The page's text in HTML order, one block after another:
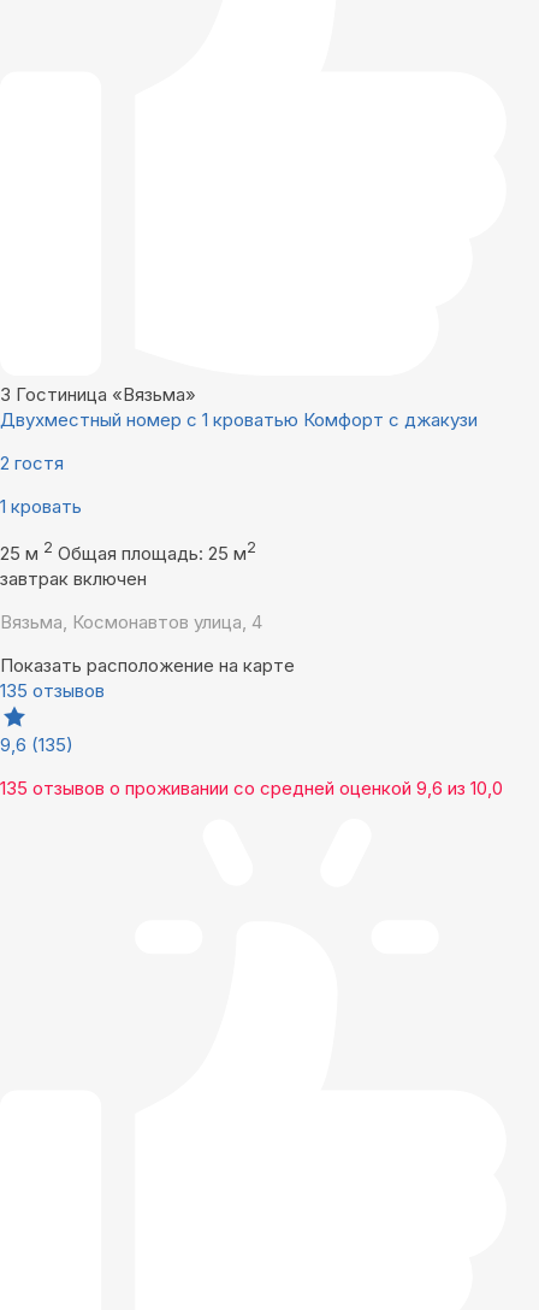
3 Гостиница «Вязьма»
Двухместный номер с 1 кроватью Комфорт с джакузи
2 гостя
1 кровать
25 м 2 Общая площадь: 25 м2
завтрак включен
Вязьма, Космонавтов улица, 4
Показать расположение на карте
135 отзывов
9,6 (135)
135 отзывов о проживании со средней оценкой 9,6 из 10,0